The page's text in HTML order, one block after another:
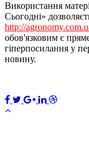
Використання
Сьогодні»
http://
обов'язковим є
гіперпосилання у
новину.